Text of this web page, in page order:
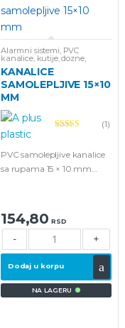
Alarmni sistemi, PVC
kanalice, kutije, dozne,
Samolepljive kanalice
KANALICE
SAMOLEPLJIVE 15×10
MM
(1)
PVC samolepljive kanalice
sa rupama 15 × 10 mm
154,80 RSD
- +
Dodaj u korpu
NA LAGERU